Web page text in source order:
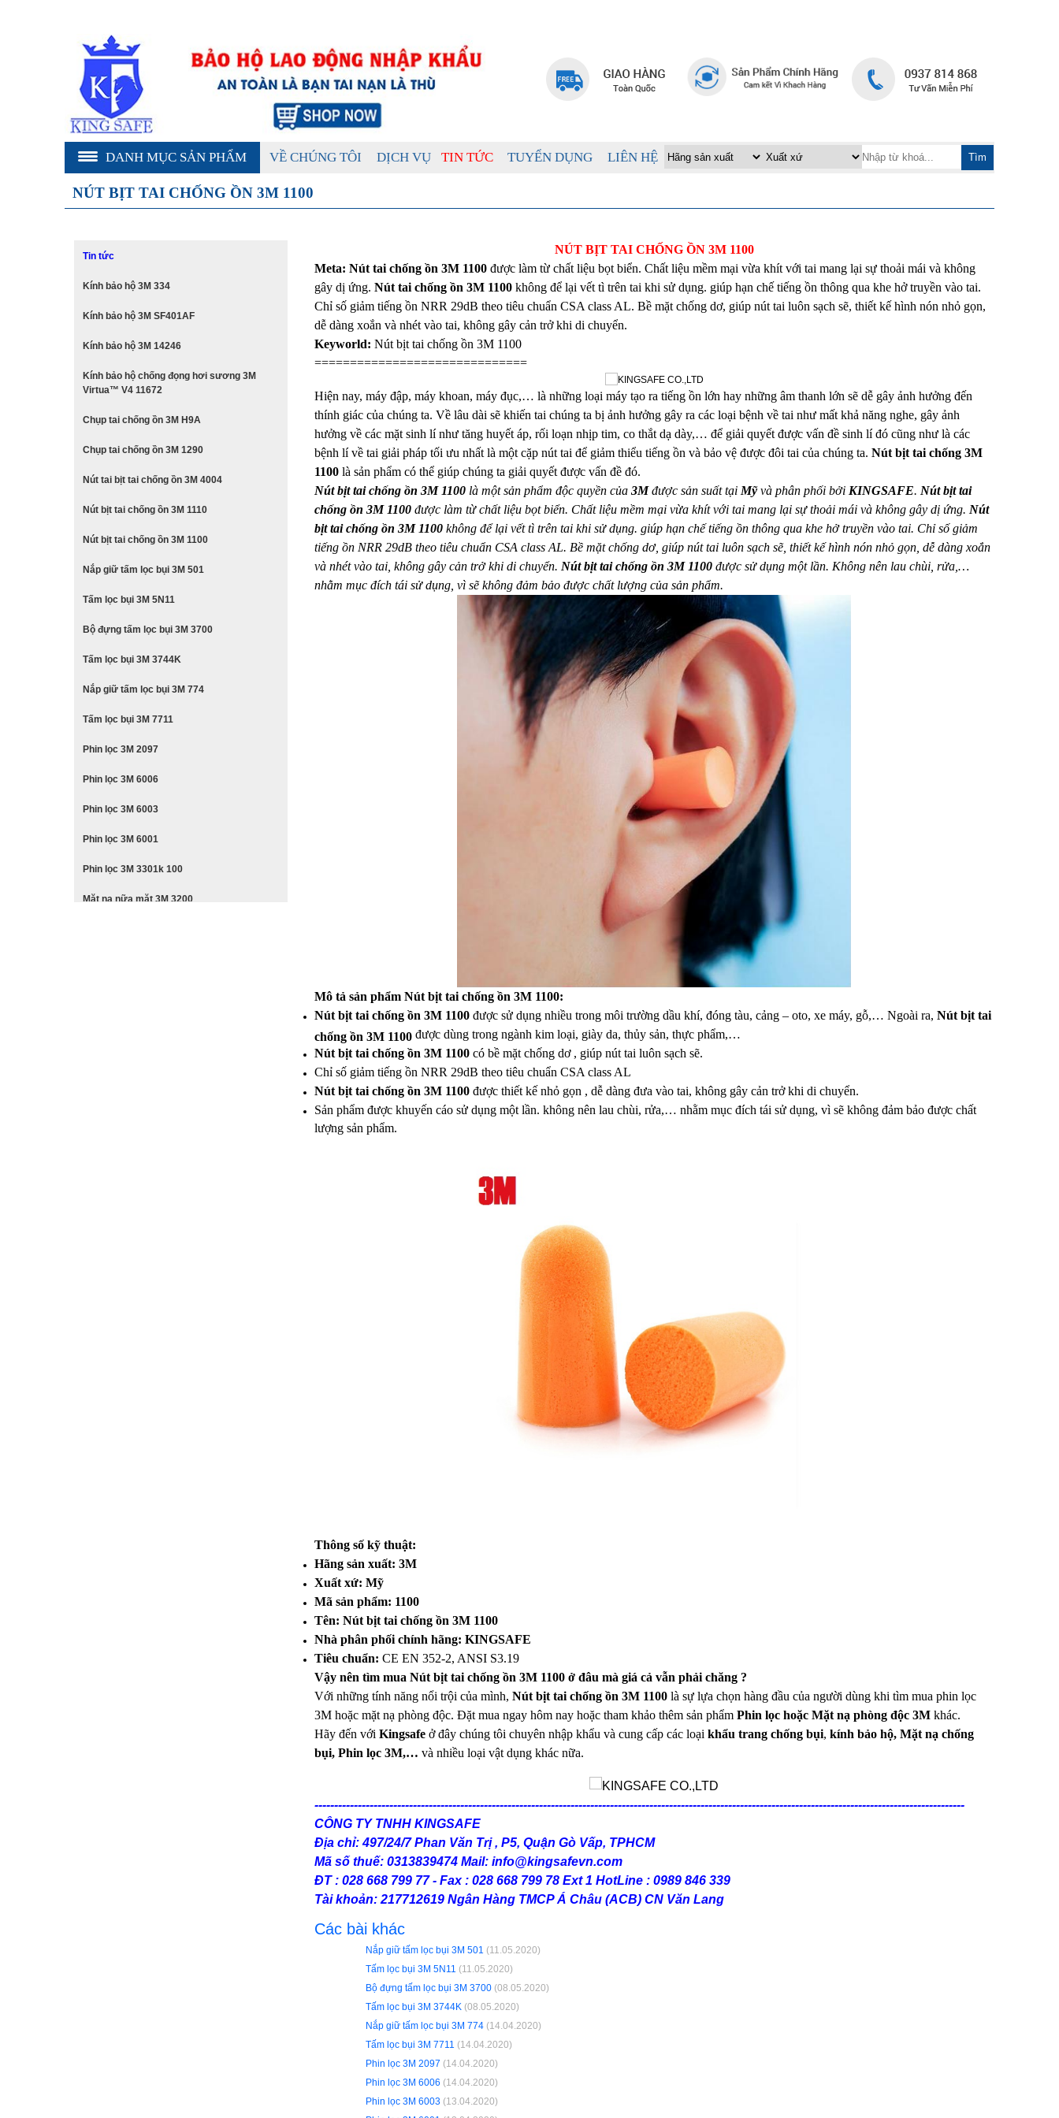
DANH MỤC SẢN PHẨM VỀ CHÚNG TÔI DỊCH VỤ TIN TỨC TUYỂN DỤNG LIÊN HỆ Tìm
NÚT BỊT TAI CHỐNG ỒN 3M 1100
Tin tức
Kính bảo hộ 3M 334
Kính bảo hộ 3M SF401AF
Kính bảo hộ 3M 14246
Kính bảo hộ chống đọng hơi sương 3M
Virtua™ V4 11672
Chụp tai chống ồn 3M H9A
Chụp tai chống ồn 3M 1290
Nút tai bịt tai chống ồn 3M 4004
Nút bịt tai chống ồn 3M 1110
Nút bịt tai chống ồn 3M 1100
Nắp giữ tấm lọc bụi 3M 501
Tấm lọc bụi 3M 5N11
Bộ đựng tấm lọc bụi 3M 3700
Tấm lọc bụi 3M 3744K
Nắp giữ tấm lọc bụi 3M 774
Tấm lọc bụi 3M 7711
Phin lọc 3M 2097
Phin lọc 3M 6006
Phin lọc 3M 6003
Phin lọc 3M 6001
Phin lọc 3M 3301k 100
Mặt nạ nữa mặt 3M 3200
NÚT BỊT TAI CHỐNG ỒN 3M 1100
Meta: Nút tai chống ồn 3M 1100được làm từ chất liệu bọt biển. Chất liệu mềm mại vừa khít với tai mang lại sự thoải mái và không
gây dị ứng. Nút tai chống ồn 3M 1100không để lại vết tì trên tai khi sử dụng. giúp hạn chế tiếng ồn thông qua khe hở truyền vào tai.
Chỉ số giảm tiếng ồn NRR 29dB theo tiêu chuẩn CSA class AL. Bề mặt chống dơ, giúp nút tai luôn sạch sẽ, thiết kế hình nón nhỏ gọn,
dễ dàng xoắn và nhét vào tai, không gây cản trở khi di chuyển.
Keyworld: Nút bịt tai chống ồn 3M 1100
==============================
Hiện nay, máy đập, máy khoan, máy đục,… là những loại máy tạo ra tiếng ồn lớn hay những âm thanh lớn sẽ dễ gây ảnh hưởng đến
thính giác của chúng ta. Về lâu dài sẽ khiến tai chúng ta bị ảnh hưởng gây ra các loại bệnh về tai như mất khả năng nghe, gây ảnh
hưởng về các mặt sinh lí như tăng huyết áp, rối loạn nhịp tim, co thắt dạ dày,… để giải quyết được vấn đề sinh lí đó cũng như là các
bệnh lí về tai giải pháp tối ưu nhất là một cặp nút tai để giảm thiểu tiếng ồn và bảo vệ được đôi tai của chúng ta. Nút bịt tai chống 3M
1100là sản phẩm có thể giúp chúng ta giải quyết được vấn đề đó.
Nút bịt tai chống ồn 3M 1100là một sản phẩm độc quyền của 3Mđược sản suất tại Mỹvà phân phối bởi KINGSAFE. Nút bịt tai
chống ồn 3M 1100được làm từ chất liệu bọt biển. Chất liệu mềm mại vừa khít với tai mang lại sự thoải mái và không gây dị ứng. Nút
bịt tai chống ồn 3M 1100không để lại vết tì trên tai khi sử dụng. giúp hạn chế tiếng ồn thông qua khe hở truyền vào tai. Chỉ số giảm
tiếng ồn NRR 29dB theo tiêu chuẩn CSA class AL. Bề mặt chống dơ, giúp nút tai luôn sạch sẽ, thiết kế hình nón nhỏ gọn, dễ dàng xoắn
và nhét vào tai, không gây cản trở khi di chuyển. Nút bịt tai chống ồn 3M 1100được sử dụng một lần. Không nên lau chùi, rửa,…
nhằm mục đích tái sử dụng, vì sẽ không đảm bảo được chất lượng của sản phẩm.
Mô tả sản phẩm Nút bịt tai chống ồn 3M 1100:
Nút bịt tai chống ồn 3M 1100được sử dụng nhiều trong môi trường dầu khí, đóng tàu, cảng – oto, xe máy, gỗ,… Ngoài ra, Nút bịt tai
chống ồn 3M 1100được dùng trong ngành kim loại, giày da, thủy sản, thực phẩm,…
Nút bịt tai chống ồn 3M 1100có bề mặt chống dơ , giúp nút tai luôn sạch sẽ.
Chỉ số giảm tiếng ồn NRR 29dB theo tiêu chuẩn CSA class AL
Nút bịt tai chống ồn 3M 1100được thiết kế nhỏ gọn , dễ dàng đưa vào tai, không gây cản trở khi di chuyển.
Sản phẩm được khuyến cáo sử dụng một lần. không nên lau chùi, rửa,… nhằm mục đích tái sử dụng, vì sẽ không đảm bảo được chất
lượng sản phẩm.
Thông số kỹ thuật:
Hãng sản xuất: 3M
Xuất xứ: Mỹ
Mã sản phẩm: 1100
Tên: Nút bịt tai chống ồn 3M 1100
Nhà phân phối chính hãng: KINGSAFE
Tiêu chuẩn: CE EN 352-2, ANSI S3.19
Vậy nên tìm mua Nút bịt tai chống ồn 3M 1100 ở đâu mà giá cả vẫn phải chăng ?
Với những tính năng nổi trội của mình, Nút bịt tai chống ồn 3M 1100 là sự lựa chọn hàng đầu của người dùng khi tìm mua phin lọc
3M hoặc mặt nạ phòng độc. Đặt mua ngay hôm nay hoặc tham khảo thêm sản phẩm Phin lọc hoặc Mặt nạ phòng độc 3Mkhác.
Hãy đến với Kingsafeở đây chúng tôi chuyên nhập khẩu và cung cấp các loại khẩu trang chống bụi, kính bảo hộ, Mặt nạ chống
bụi, Phin lọc 3M,… và nhiều loại vật dụng khác nữa.
---------------------------------------------------------------------------------------------------------------------------------------------------------------------
CÔNG TY TNHH KINGSAFE
Địa chỉ: 497/24/7 Phan Văn Trị , P5, Quận Gò Vấp, TPHCM
Mã số thuế: 0313839474 Mail: info@kingsafevn.com
ĐT : 028 668 799 77 - Fax : 028 668 799 78 Ext 1 HotLine : 0989 846 339
Tài khoản: 217712619 Ngân Hàng TMCP Á Châu (ACB) CN Văn Lang
Các bài khác
Nắp giữ tấm lọc bụi 3M 501 (11.05.2020)
Tấm lọc bụi 3M 5N11 (11.05.2020)
Bộ đựng tấm lọc bụi 3M 3700(08.05.2020)
Tấm lọc bụi 3M 3744K (08.05.2020)
Nắp giữ tấm lọc bụi 3M 774(14.04.2020)
Tấm lọc bụi 3M 7711 (14.04.2020)
Phin lọc 3M 2097 (14.04.2020)
Phin lọc 3M 6006 (14.04.2020)
Phin lọc 3M 6003(13.04.2020)